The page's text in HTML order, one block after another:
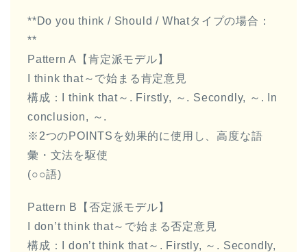
**Do you think / Should / Whatタイプの場合：
**
Pattern A【肯定派モデル】
I think that～で始まる肯定意見
構成：I think that～. Firstly, ～. Secondly, ～. In
conclusion, ～.
※2つのPOINTSを効果的に使用し、高度な語
彙・文法を駆使
(○○語)
Pattern B【否定派モデル】
I don’t think that～で始まる否定意見
構成：I don’t think that～. Firstly, ～. Secondly,